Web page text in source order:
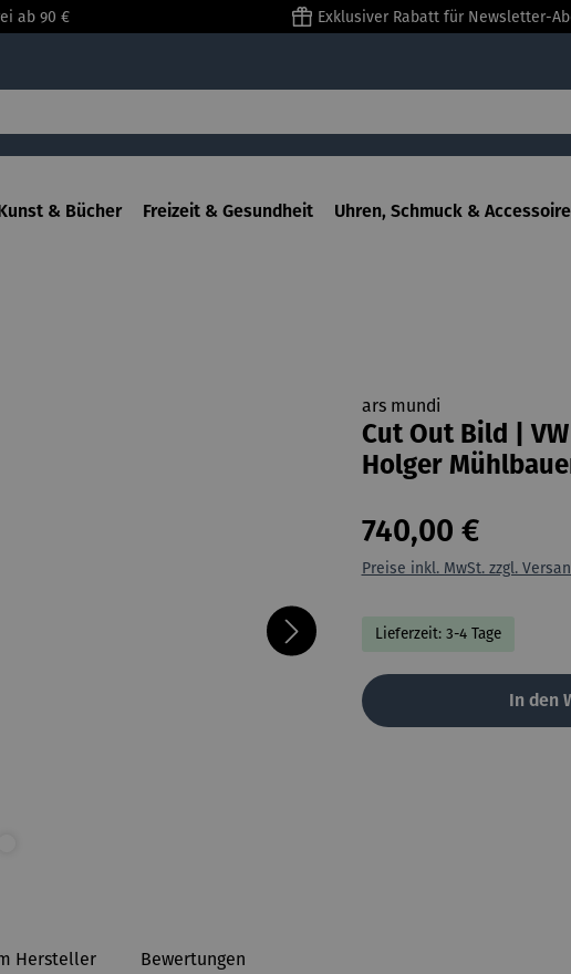
ab 90 € Exklusiver Rabatt für Newsletter-
& Bücher Freizeit & Gesundheit Uhren, Schmuck &
ars mundi
Cut Out Bild |
Holger
740,00 €
Preise inkl. MwSt. zzgl.
Lieferzeit: 3-4 Tage
In den
Hersteller Bewertungen